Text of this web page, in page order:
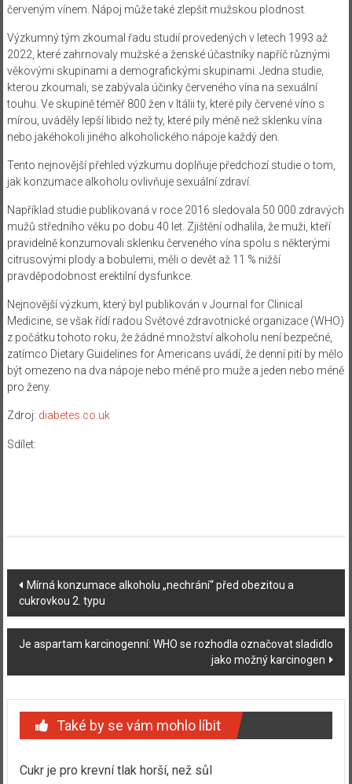
červeným vínem. Nápoj může také zlepšit mužskou plodnost.
Výzkumný tým zkoumal řadu studií provedených v letech 1993 až
2022, které zahrnovaly mužské a ženské účastníky napříč různými
věkovými skupinami a demografickými skupinami. Jedna studie,
kterou zkoumali, se zabývala účinky červeného vína na sexuální
touhu. Ve skupině téměř 800 žen v Itálii ty, které pily červené víno s
mírou, uváděly lepší libido než ty, které pily méně než sklenku vína
nebo jakéhokoli jiného alkoholického nápoje každý den.
Tento nejnovější přehled výzkumu doplňuje předchozí studie o tom,
jak konzumace alkoholu ovlivňuje sexuální zdraví.
Například studie publikovaná v roce 2016 sledovala 50 000 zdravých
mužů středního věku po dobu 40 let. Zjištění odhalila, že muži, kteří
pravidelně konzumovali sklenku červeného vína spolu s některými
citrusovými plody a bobulemi, měli o devět až 11 % nižší
pravděpodobnost erektilní dysfunkce.
Nejnovější výzkum, který byl publikován v Journal for Clinical
Medicine, se však řídí radou Světové zdravotnické organizace (WHO)
z počátku tohoto roku, že žádné množství alkoholu není bezpečné,
zatímco Dietary Guidelines for Americans uvádí, že denní pití by mělo
být omezeno na dva nápoje nebo méně pro muže a jeden nebo méně
pro ženy.
Zdroj: diabetes.co.uk
Sdílet:
Navigace
příspěvku
Mírná konzumace alkoholu „nechrání“ před obezitou a
cukrovkou 2. typu
Je aspartam karcinogenní: WHO se rozhodla označovat sladidlo
jako možný karcinogen
Také by se vám mohlo líbit
Cukr je pro krevní tlak horší, než sůl